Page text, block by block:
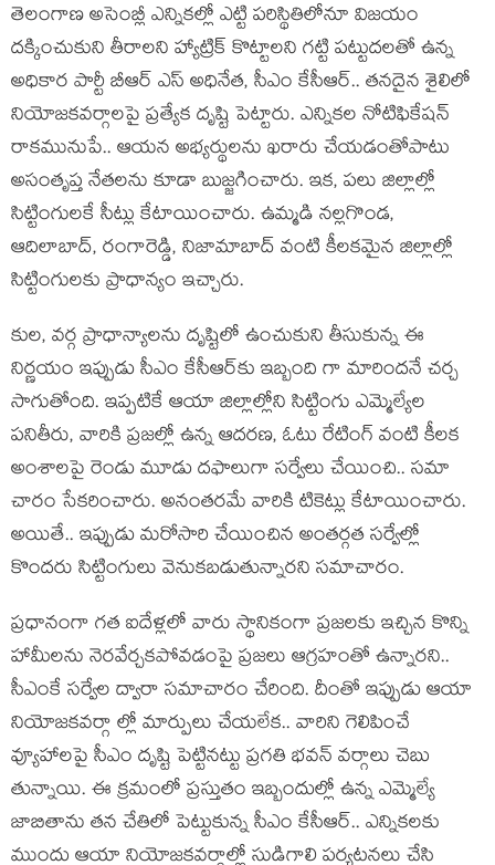
తెలంగాణ అసెంబ్లీ ఎన్నిక‌ల్లో ఎట్టి ప‌రిస్థితిలోనూ విజ‌యం
ద‌క్కించుకుని తీరాల‌ని హ్యాట్రిక్ కొట్టాల‌ని గ‌ట్టి ప‌ట్టుద‌ల‌తో ఉన్న
అధికార పార్టీ బీఆర్ ఎస్ అధినేత, సీఎం కేసీఆర్‌.. త‌న‌దైన శైలిలో
నియోజ‌క‌వ‌ర్గాల‌పై ప్ర‌త్యేక దృష్టి పెట్టారు. ఎన్నిక‌ల నోటిఫికేష‌న్
రాక‌మునుపే.. ఆయ‌న అభ్య‌ర్థులను ఖ‌రారు చేయ‌డంతోపాటు
అసంతృప్త నేత‌ల‌ను కూడా బుజ్జ‌గించారు. ఇక‌, ప‌లు జిల్లాల్లో
సిట్టింగుల‌కే సీట్లు కేటాయించారు. ఉమ్మ‌డి న‌ల్ల‌గొండ‌,
ఆదిలాబాద్‌, రంగారెడ్డి, నిజామాబాద్‌ వంటి కీల‌క‌మైన జిల్లాల్లో
సిట్టింగుల‌కు ప్రాధాన్యం ఇచ్చారు.
కుల‌, వ‌ర్గ ప్రాధాన్యాల‌ను దృష్టిలో ఉంచుకుని తీసుకున్న ఈ
నిర్ణ‌యం ఇప్పుడు సీఎం కేసీఆర్‌కు ఇబ్బంది గా మారింద‌నే చ‌ర్చ
సాగుతోంది. ఇప్పటికే ఆయా జిల్లాల్లోని సిట్టింగు ఎమ్మెల్యేల
ప‌నితీరు, వారికి ప్ర‌జ‌ల్లో ఉన్న ఆద‌ర‌ణ‌, ఓటు రేటింగ్ వంటి కీల‌క
అంశాల‌పై రెండు మూడు ద‌ఫాలుగా స‌ర్వేలు చేయించి.. స‌మా
చారం సేక‌రించారు. అనంత‌ర‌మే వారికి టికెట్లు కేటాయించారు.
అయితే.. ఇప్పుడు మ‌రోసారి చేయించిన అంత‌ర్గ‌త స‌ర్వేల్లో
కొంద‌రు సిట్టింగులు వెనుక‌బ‌డుతున్నార‌ని స‌మాచారం.
ప్ర‌ధానంగా గ‌త ఐదేళ్ల‌లో వారు స్థానికంగా ప్ర‌జ‌ల‌కు ఇచ్చిన కొన్ని
హామీల‌ను నెర‌వేర్చ‌క‌పోవ‌డంపై ప్ర‌జ‌లు ఆగ్ర‌హంతో ఉన్నార‌ని..
సీఎంకే స‌ర్వేల ద్వారా స‌మాచారం చేరింది. దీంతో ఇప్పుడు ఆయా
నియోజ‌క‌వ‌ర్గా ల్లో మార్పులు చేయ‌లేక‌.. వారిని గెలిపించే
వ్యూహాల‌పై సీఎం దృష్టి పెట్టిన‌ట్టు ప్ర‌గ‌తి భ‌వ‌న్ వ‌ర్గాలు చెబు
తున్నాయి. ఈ క్ర‌మంలో ప్ర‌స్తుతం ఇబ్బందుల్లో ఉన్న ఎమ్మెల్యే
జాబితాను త‌న చేతిలో పెట్టుకున్న సీఎం కేసీఆర్‌.. ఎన్నిక‌ల‌కు
ముందు ఆయా నియోజ‌క‌వ‌ర్గాల్లో సుడిగాలి ప‌ర్య‌ట‌న‌లు చేసి